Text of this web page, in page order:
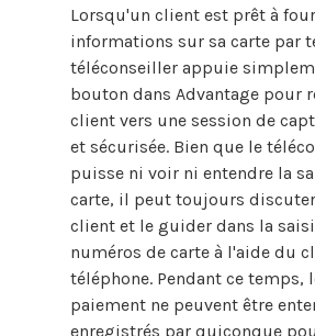
Lorsqu'un client est prêt à
informations sur sa carte par
téléconseiller appuie
bouton dans Advantage pour
client vers une session de
et sécurisée. Bien que le
puisse ni voir ni entendre la
carte, il peut toujours
client et le guider dans la
numéros de carte à l'aide du
téléphone. Pendant ce temps,
paiement ne peuvent être
enregistrés par quiconque